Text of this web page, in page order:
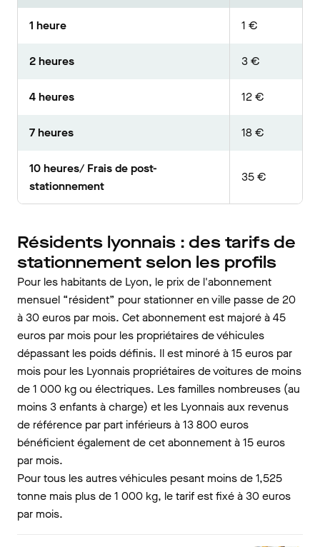
1 heure 1 €
2 heures 3 €
4 heures 12 €
7 heures 18 €
10 heures/ Frais de post-
stationnement
35 €
Résidents lyonnais : des tarifs de
stationnement selon les profils
Pour les habitants de Lyon, le prix de l'abonnement
mensuel “résident” pour stationner en ville passe de 20
à 30 euros par mois. Cet abonnement est majoré à 45
euros par mois pour les propriétaires de véhicules
dépassant les poids définis. Il est minoré à 15 euros par
mois pour les Lyonnais propriétaires de voitures de moins
de 1 000 kg ou électriques. Les familles nombreuses (au
moins 3 enfants à charge) et les Lyonnais aux revenus
de référence par part inférieurs à 13 800 euros
bénéficient également de cet abonnement à 15 euros
par mois.
Pour tous les autres véhicules pesant moins de 1,525
tonne mais plus de 1 000 kg, le tarif est fixé à 30 euros
par mois.